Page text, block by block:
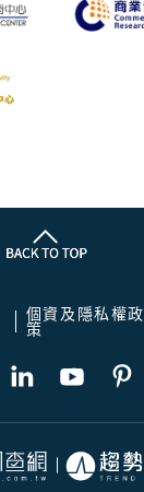
個資及隱私權政
策